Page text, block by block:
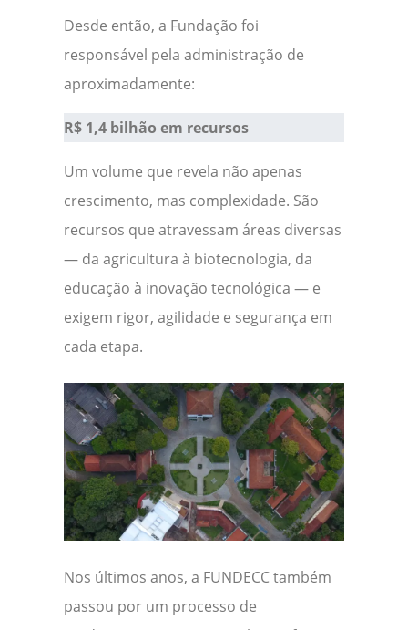
Desde então, a Fundação foi
responsável pela administração de
aproximadamente:
R$ 1,4 bilhão em recursos
Um volume que revela não apenas
crescimento, mas complexidade. São
recursos que atravessam áreas diversas
— da agricultura à biotecnologia, da
educação à inovação tecnológica — e
exigem rigor, agilidade e segurança em
cada etapa.
Nos últimos anos, a FUNDECC também
passou por um processo de